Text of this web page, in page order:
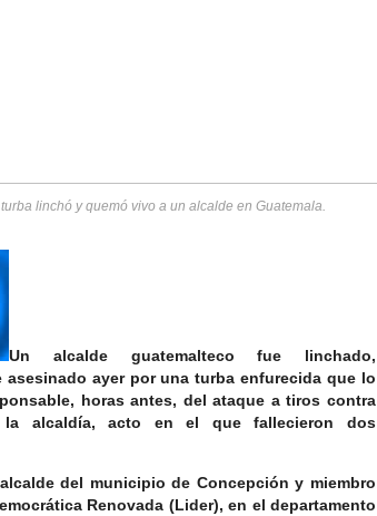
linchó y quemó vivo a un alcalde en Guatemala.
Un alcalde guatemalteco fue linchado,
asesinado ayer por una turba enfurecida que lo
horas antes, del ataque a tiros contra
alcaldía, acto en el que fallecieron dos
alcalde del municipio de Concepción y miembro
Renovada (Lider), en el departamento